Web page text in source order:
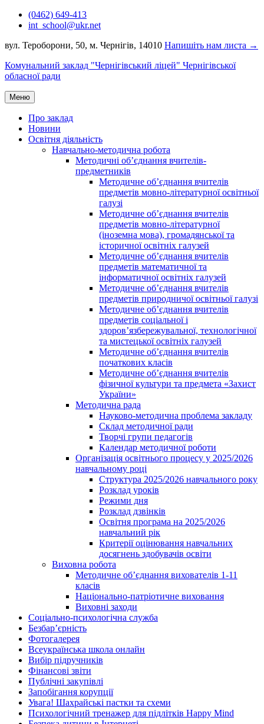
Перейти(0462) 649-413
int_school@ukr.net
вул. Тероборони, 50, м. Чернігів, 14010 Напишіть нам листа →
Комунальний заклад "Чернігівський ліцей" Чернігівської
обласної ради
Меню
Про заклад
Новини
Освітня діяльність
Навчально-методична робота
Методичні об’єднання вчителів-
предметників
Методичне об’єднання вчителів
предметів мовно-літературної освітньої
галузі
Методичне об’єднання вчителів
предметів мовно-літературної
(іноземна мова), громадянської та
історичної освітніх галузей
Методичне об’єднання вчителів
предметів математичної та
інформатичної освітніх галузей
Методичне об’єднання вчителів
предметів природничої освітньої галузі
Методичне об’єднання вчителів
предметів соціальної і
здоров’язбережувальної, технологічної
та мистецької освітніх галузей
Методичне об’єднання вчителів
початкових класів
Методичне об’єднання вчителів
фізичної культури та предмета «Захист
України»
Методична рада
Науково-методична проблема закладу
Склад методичної ради
Творчі групи педагогів
Календар методичної роботи
Організація освітнього процесу у 2025/2026
навчальному році
Структура 2025/2026 навчального року
Розклад уроків
Режими дня
Розклад дзвінків
Освітня програма на 2025/2026
навчальний рік
Критерії оцінювання навчальних
досягнень здобувачів освіти
Виховна робота
Методичне об’єднання вихователів 1-11
класів
Національно-патріотичне виховання
Виховні заходи
Соціально-психологічна служба
Безбар’єрність
Фотогалерея
Всеукраїнська школа онлайн
Вибір підручників
Фінансові звіти
Публічні закупівлі
Запобігання корупції
Увага! Шахрайські пастки та схеми
Психологічний тренажер для підлітків Happy Mind